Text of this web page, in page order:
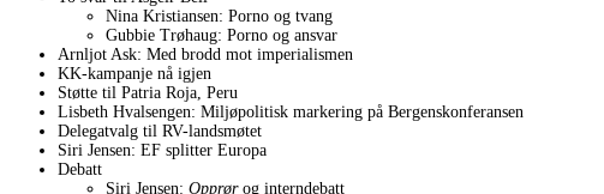
Nina Kristiansen: Porno og tvang
Gubbie Trøhaug: Porno og ansvar
Arnljot Ask: Med brodd mot imperialismen
KK-kampanje nå igjen
Støtte til Patria Roja, Peru
Lisbeth Hvalsengen: Miljøpolitisk markering på Bergenskonferansen
Delegatvalg til RV-landsmøtet
Siri Jensen: EF splitter Europa
Debatt
Siri Jensen: Opprørog interndebatt